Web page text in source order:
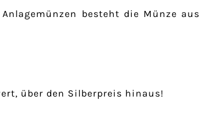
besteht die Münze
über den Silberpreis hinaus!